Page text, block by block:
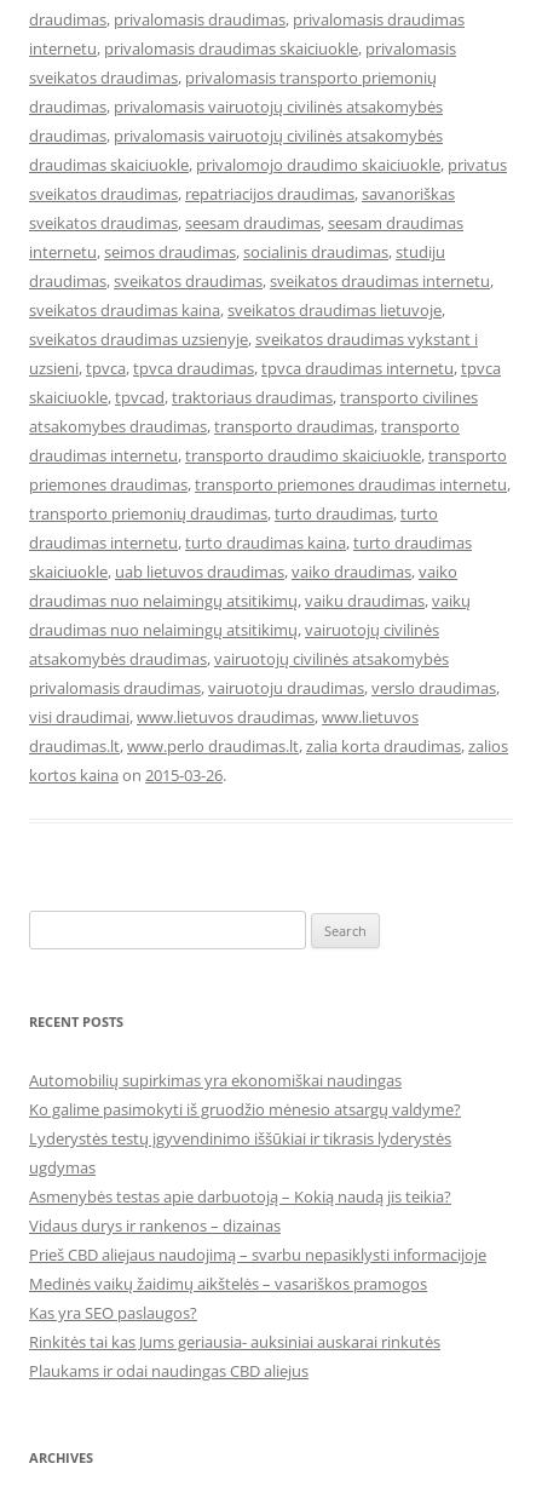
draudimas, privalomasis draudimas, privalomasis draudimas
internetu, privalomasis draudimas skaiciuokle, privalomasis
sveikatos draudimas, privalomasis transporto priemonių
draudimas, privalomasis vairuotojų civilinės atsakomybės
draudimas, privalomasis vairuotojų civilinės atsakomybės
draudimas skaiciuokle, privalomojo draudimo skaiciuokle, privatus
sveikatos draudimas, repatriacijos draudimas,savanoriškas
sveikatos draudimas,seesam draudimas,seesam draudimas
internetu,seimos draudimas,socialinis draudimas,studiju
draudimas,sveikatos draudimas,sveikatos draudimas internetu,
sveikatos draudimas kaina,sveikatos draudimas lietuvoje,
sveikatos draudimas uzsienyje,sveikatos draudimas vykstant i
uzsieni,tpvca,tpvca draudimas,tpvca draudimas internetu,tpvca
skaiciuokle,tpvcad,traktoriaus draudimas,transporto civilines
atsakomybes draudimas,transporto draudimas,transporto
draudimas internetu,transporto draudimo skaiciuokle,transporto
priemones draudimas,transporto priemones draudimas internetu,
transporto priemonių draudimas,turto draudimas,turto
draudimas internetu,turto draudimas kaina,turto draudimas
skaiciuokle, uab lietuvos draudimas,vaiko draudimas,vaiko
draudimas nuo nelaimingų atsitikimų,vaiku draudimas,vaikų
draudimas nuo nelaimingų atsitikimų,vairuotojų civilinės
atsakomybės draudimas,vairuotojų civilinės atsakomybės
privalomasis draudimas,vairuotoju draudimas,verslo draudimas,
visi draudimai,www.lietuvos draudimas,www.lietuvos
draudimas.lt,www.perlo draudimas.lt,zalia korta draudimas,zalios
kortos kaina on 2015-03-26.
for:
RECENT POSTS
Automobilių supirkimas yra ekonomiškai naudingas
Ko galime pasimokyti iš gruodžio mėnesio atsargų valdyme?
Lyderystės testų įgyvendinimo iššūkiai ir tikrasis lyderystės
ugdymas
Asmenybės testas apie darbuotoją – Kokią naudą jis teikia?
Vidaus durys ir rankenos – dizainas
Prieš CBD aliejaus naudojimą – svarbu nepasiklysti informacijoje
Medinės vaikų žaidimų aikštelės – vasariškos pramogos
Kas yra SEO paslaugos?
Rinkitės tai kas Jums geriausia- auksiniai auskarai rinkutės
Plaukams ir odai naudingas CBD aliejus
ARCHIVES